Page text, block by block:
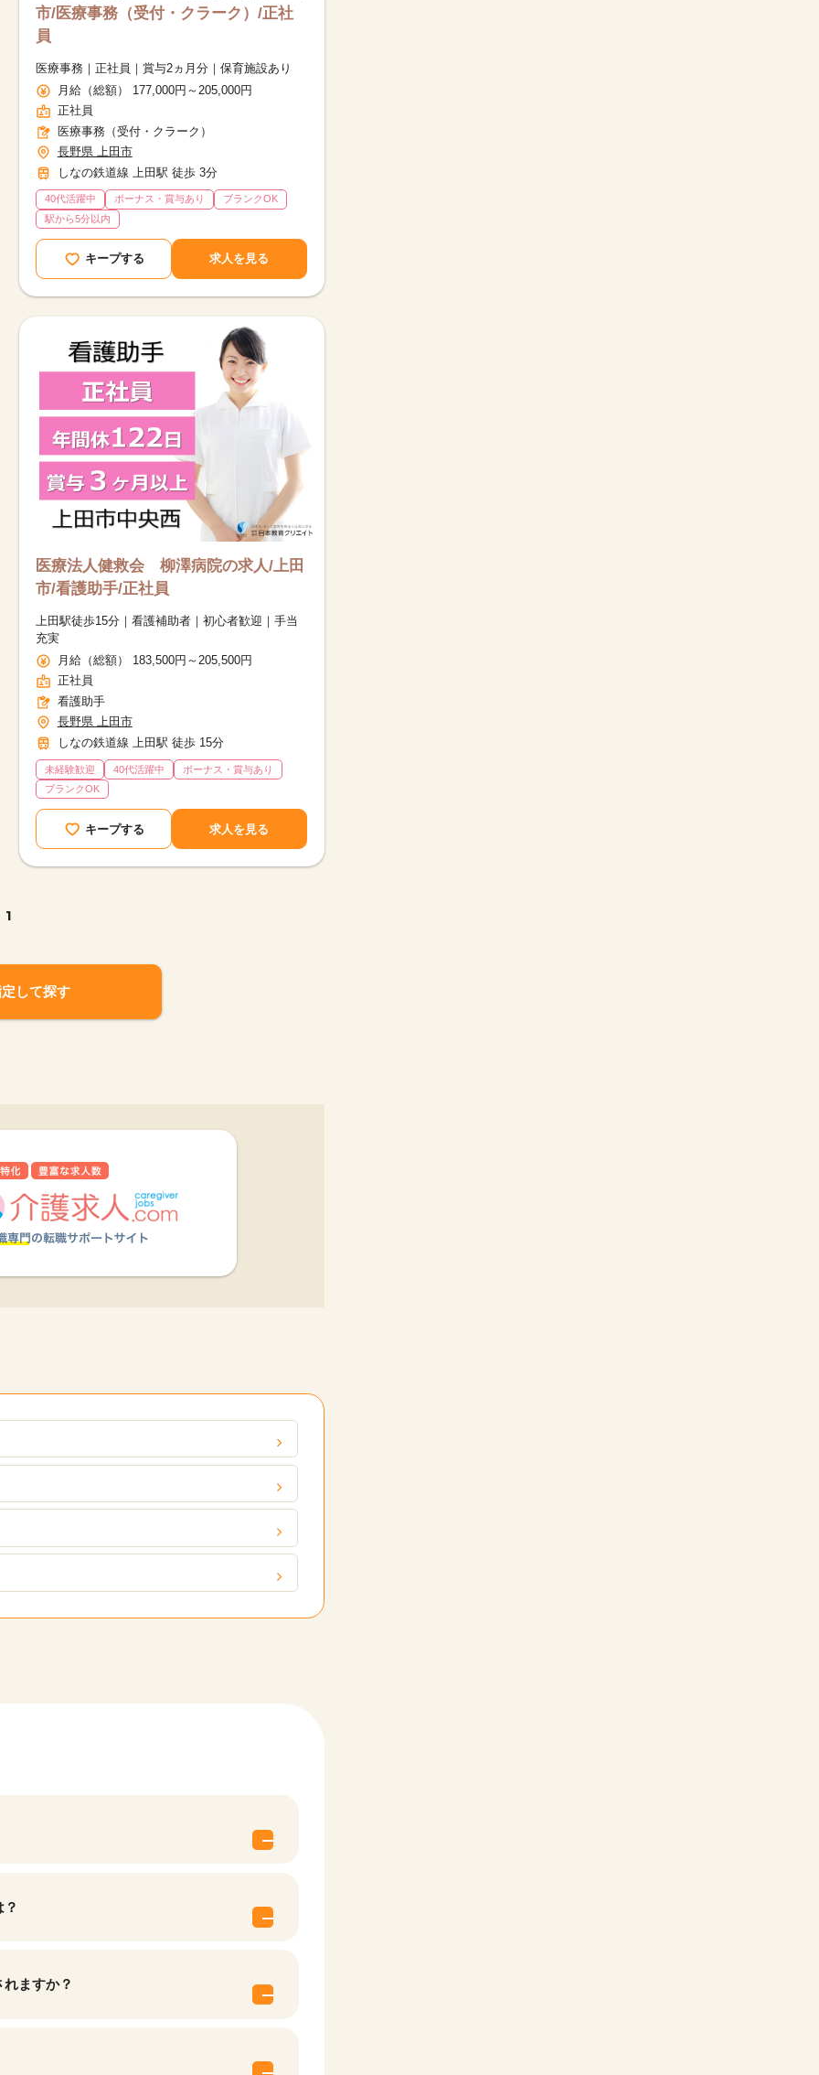
市/医療事務（受付・クラーク）/正社
員
医療事務｜正社員｜賞与2ヵ月分｜保育施設あり
月給（総額） 177,000円～205,000円
正社員
医療事務（受付・クラーク）
長野県 上田市
しなの鉄道線 上田駅 徒歩 3分
40代活躍中 ボーナス・賞与あり
ブランクOK
駅から5分以内
キープする 求人を見る
医療法人健救会 柳澤病院の求人/上田
市/看護助手/正社員
上田駅徒歩15分｜看護補助者｜初心者歓迎｜手当
充実
月給（総額） 183,500円～205,500円
正社員
看護助手
長野県 上田市
しなの鉄道線 上田駅 徒歩 15分
未経験歓迎 40代活躍中
ボーナス・賞与あり
ブランクOK
キープする 求人を見る
1
して探す
ますか？
他の条件を選択